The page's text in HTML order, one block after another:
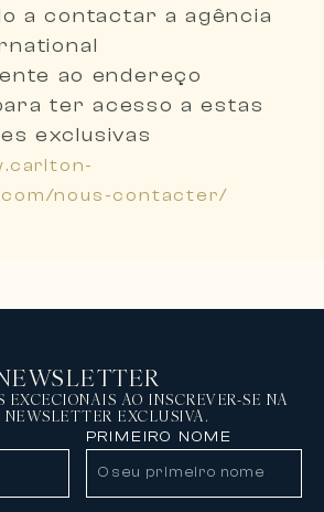
acontactar a agência
ao endereço
ter acesso a estas
exclusivas
nous-contacter/
EXCECIONAIS AO INSCREVER-SE NA
NEWSLETTER EXCLUSIVA.
PRIMEIRO NOME